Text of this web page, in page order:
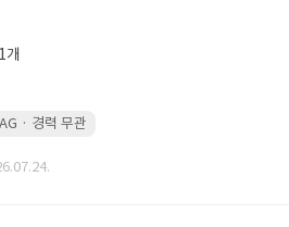
개
· 경력 무관